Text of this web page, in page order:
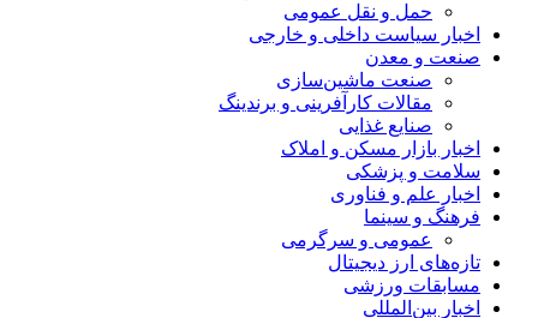
حمل و نقل عمومی
اخبار سیاست داخلی و خارجی
صنعت و معدن
صنعت ماشین‌سازی
مقالات کارآفرینی و برندینگ
صنایع غذایی
اخبار بازار مسکن و املاک
سلامت و پزشکی
اخبار علم و فناوری
فرهنگ و سینما
عمومی و سرگرمی
تازه‌های ارز دیجیتال
مسابقات ورزشی
اخبار بین‌المللی